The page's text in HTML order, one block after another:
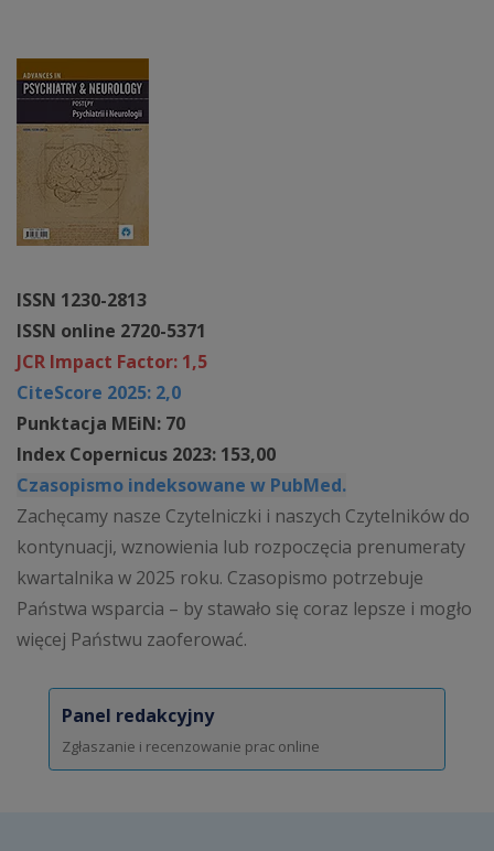
ISSN 1230-2813
ISSN online 2720-5371
JCR Impact Factor: 1,5
CiteScore 2025: 2,0
Punktacja MEiN: 70
Index Copernicus 2023: 153,00
Czasopismo indeksowane w PubMed.
Zachęcamy nasze Czytelniczki i naszych Czytelników do
kontynuacji, wznowienia lub rozpoczęcia prenumeraty
kwartalnika w 2025 roku. Czasopismo potrzebuje
Państwa wsparcia – by stawało się coraz lepsze i mogło
więcej Państwu zaoferować.
Panel redakcyjny
Zgłaszanie i recenzowanie prac online